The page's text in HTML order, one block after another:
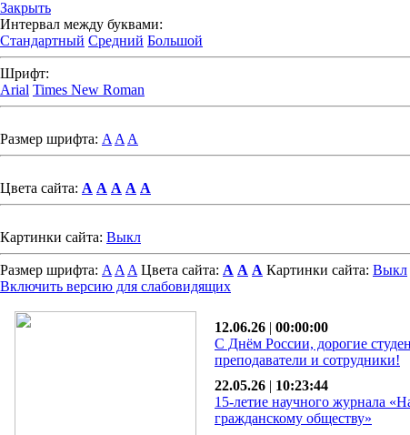
Закрыть
Интервал между буквами:
Стандартный Средний Большой
Шрифт:
Arial Times New Roman
Размер шрифта: A A A
Цвета сайта: A A A A A
Картинки сайта: Выкл
Размер шрифта: A A A Цвета сайта: A A A Картинки сайта: Выкл
Включить версию для слабовидящих
12.06.26 | 00:00:00
С Днём России, дорогие
преподаватели и сотрудники!
22.05.26 | 10:23:44
15-летие научного журнала
гражданскому обществу»